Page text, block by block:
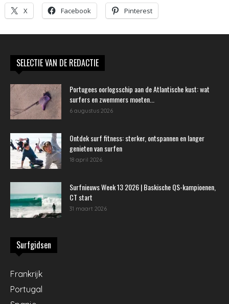
X Facebook Pinterest
SELECTIE VAN DE REDACTIE
Portugees oorlogsschip aan de Atlantische kust: wat
surfers en zwemmers moeten...
6 augustus 2026
Ontdek surf fitness: sterker, ontspannen en langer
genieten van surfen
18 april 2026
Surfnieuws Week 13 2026 | Baskische QS-kampioenen,
CT start
31 maart 2026
Surfgidsen
Frankrijk
Portugal